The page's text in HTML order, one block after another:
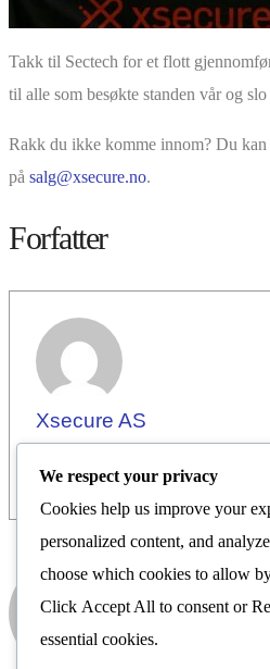
Takk til Sectech for et flott
til alle som besøkte standen vår og
Rakk du ikke komme innom? Du kan
på salg@xsecure.no.
Forfatter
Xsecure AS
Xsecure AS
We respect your privacy
Cookies help us improve your
personalized content, and
choose which cookies to allow
Click Accept All to consent or
essential cookies.